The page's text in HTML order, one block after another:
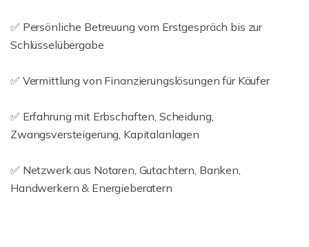
✅ Persönliche Betreuung vom Erstgespräch bis zur
Schlüsselübergabe
✅ Vermittlung von Finanzierungslösungen für Käufer
✅ Erfahrung mit Erbschaften, Scheidung,
Zwangsversteigerung, Kapitalanlagen
✅ Netzwerk aus Notaren, Gutachtern, Banken,
Handwerkern & Energieberatern